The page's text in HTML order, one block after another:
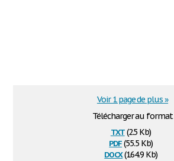
Télécharger au format
txt(2.5 Kb)
pdf(55.5 Kb)
docx(164.9 Kb)
Voir 1 page de plus »